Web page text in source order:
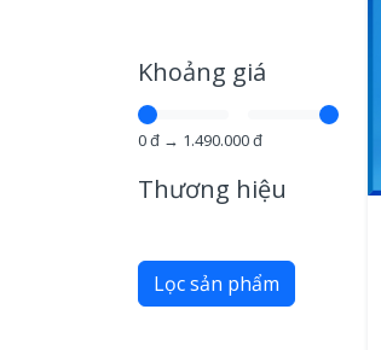
Khoảng giá
0đ → 1.490.000đ
Thương hiệu
Lọc sản phẩm